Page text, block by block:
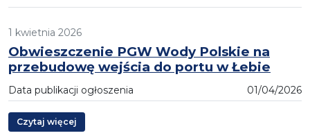
1 kwietnia 2026
Obwieszczenie PGW Wody Polskie na
przebudowę wejścia do portu w Łebie
Data publikacji ogłoszenia 01/04/2026
Czytaj więcej